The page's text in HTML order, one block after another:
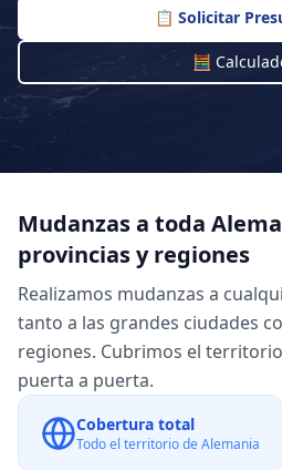
📋 Solicitar
🧮
Mudanzas a toda
provincias y regiones
Realizamos mudanzas a
tanto a las grandes ciudades
regiones. Cubrimos el
puerta a puerta.
Cobertura total
Todo el territorio deAlemania